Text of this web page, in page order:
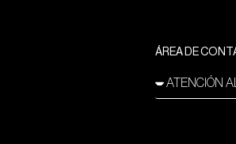
ÁREA DE